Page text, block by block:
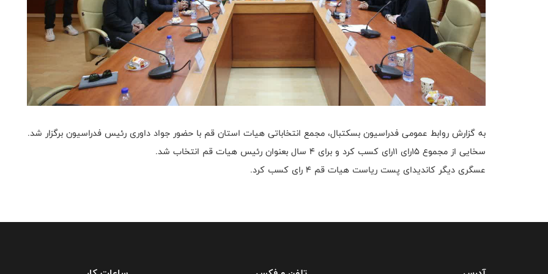
به گزارش روابط عمومی فدراسیون بسکتبال، مجمع انتخاباتی هیات استان قم با حضور جواد داوری رئیس فدراسیون برگزار شد.
سخایی از مجموع 15رای 11رای کسب کرد و برای 4 سال بعنوان رئیس هیات قم انتخاب شد.
عسگری دیگر کاندیدای پست ریاست هیات قم 4 رای کسب کرد.